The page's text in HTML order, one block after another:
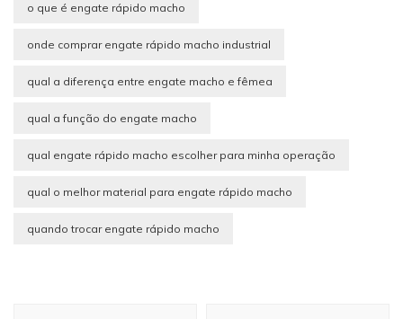
o que é engate rápido macho
onde comprar engate rápido macho industrial
qual a diferença entre engate macho e fêmea
qual a função do engate macho
qual engate rápido macho escolher para minha operação
qual o melhor material para engate rápido macho
quando trocar engate rápido macho